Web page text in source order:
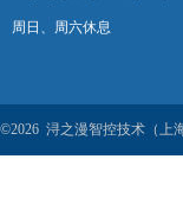
周日、周六休息
©2026 浔之漫智控技术（上